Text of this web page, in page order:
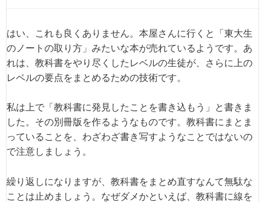
はい、これも良くありません。本屋さんに行くと「東大生
のノートの取り方」みたいな本が売れているようです。あ
れは、教科書をやり尽くしたレベルの生徒が、さらに上の
レベルの要点をまとめるための技術です。
私は上で「教科書に発見したことを書き込もう」と書きま
した。その別冊版を作るようなものです。教科書にまとま
っていることを、わざわざ書き写すようなことではないの
で注意しましょう。
繰り返しになりますが、教科書をまとめ直すなんて無駄な
ことは止めましょう。なぜダメかといえば、教科書に線を